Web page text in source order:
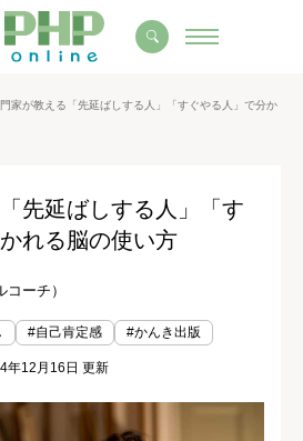
家が教える「先延ばしする人」「すぐやる人」で分か
先延ばしする人」「す
れる脳の使い方
ーチ）
#自己肯定感 #かんき出版
年12月16日 更新